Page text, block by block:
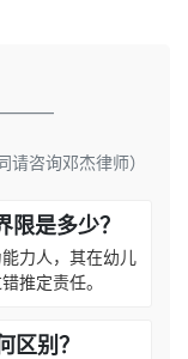
————
请咨询邓杰律师）
是多少？
力人，其在幼儿
推定责任。
区别？